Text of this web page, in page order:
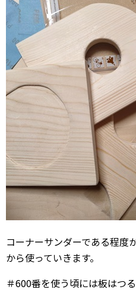
コーナーサンダーである程度
から使っていきます。
＃600番を使う頃には板はつ